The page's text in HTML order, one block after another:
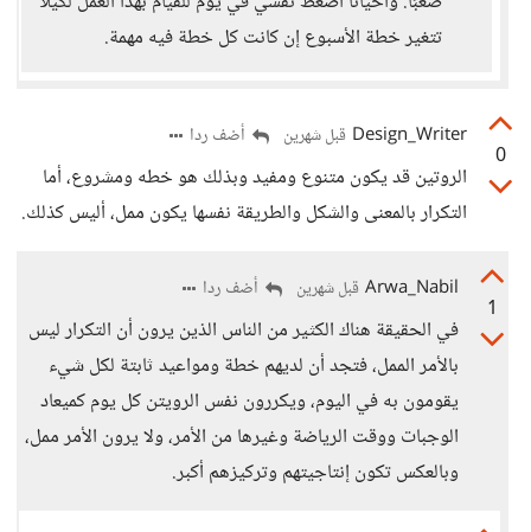
تتغير خطة الأسبوع إن كانت كل خطة فيه مهمة.
0
Design_Writer قبل شهرين أضف ردا
الروتين قد يكون متنوع ومفيد وبذلك هو خطه ومشروع، أما
التكرار بالمعنى والشكل والطريقة نفسها يكون ممل، أليس كذلك.
1
Arwa_Nabil قبل شهرين أضف ردا
في الحقيقة هناك الكثير من الناس الذين يرون أن التكرار ليس
بالأمر الممل، فتجد أن لديهم خطة ومواعيد ثابتة لكل شيء
يقومون به في اليوم، ويكررون نفس الرويتن كل يوم كميعاد
الوجبات ووقت الرياضة وغيرها من الأمر، ولا يرون الأمر ممل،
وبالعكس تكون إنتاجيتهم وتركيزهم أكبر.